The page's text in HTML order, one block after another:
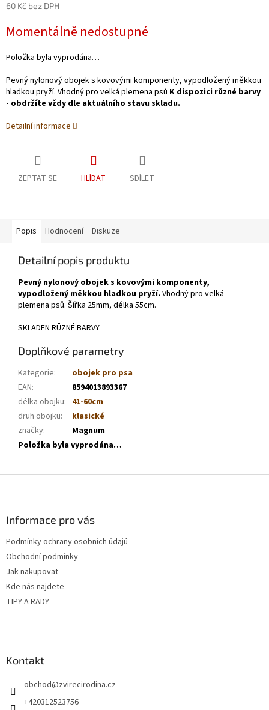
60 Kč bez DPH
cena:
Momentálně nedostupné
Položka byla vyprodána…
Pevný nylonový obojek s kovovými komponenty, vypodložený měkkou
hladkou pryží. Vhodný pro velká plemena psů K dispozici různé barvy
- obdržíte vždy dle aktuálního stavu skladu.
Detailní informace
ZEPTAT SE HLÍDAT SDÍLET
Popis Hodnocení Diskuze
Detailní popis produktu
Pevný nylonový obojek s kovovými komponenty,
vypodložený měkkou hladkou pryží. Vhodný pro velká
plemena psů. Šířka 25mm, délka 55cm.
SKLADEN RŮZNÉ BARVY
Doplňkové parametry
Kategorie:
obojek pro psa
EAN:
8594013893367
délka obojku: 41-60cm
druh obojku:
klasické
značky:
Magnum
Položka byla vyprodána…
Informace pro vás
Podmínky ochrany osobních údajů
Obchodní podmínky
Jak nakupovat
Kde nás najdete
TIPY A RADY
Kontakt
obchod@zvirecirodina.cz
+420312523756